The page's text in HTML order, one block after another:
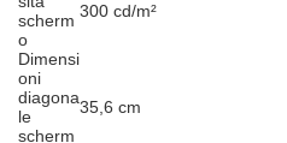
scherm
o
300 cd/m²
Dimensi
oni
diagona
le
scherm
35,6 cm